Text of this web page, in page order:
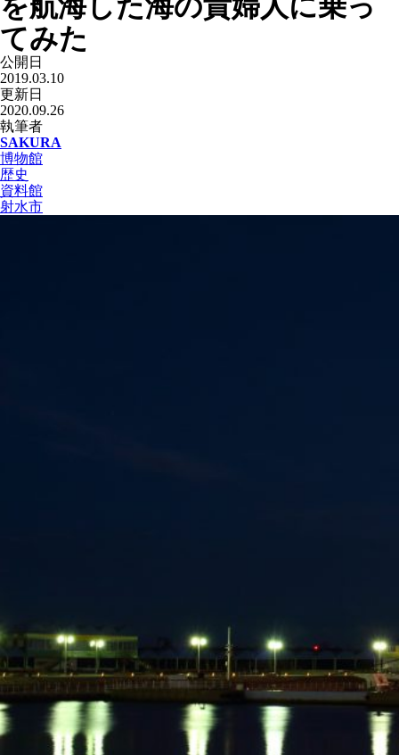
てみた
公開日
2019.03.10
更新日
2020.09.26
執筆者
SAKURA
博物館
歴史
資料館
射水市